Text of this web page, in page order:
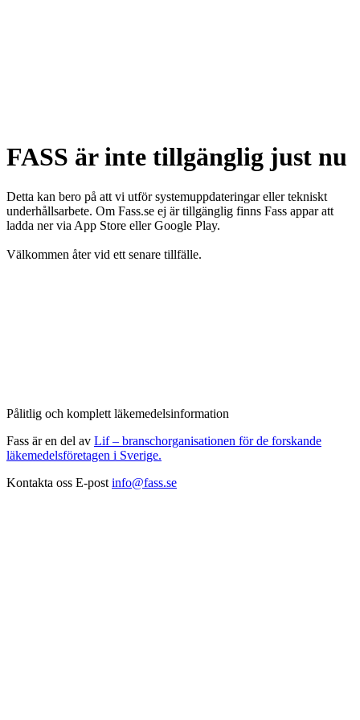
FASS är inte tillgänglig just nu
Detta kan bero på att vi utför systemuppdateringar eller tekniskt
underhållsarbete. Om Fass.se ej är tillgänglig finns Fass appar att
ladda ner via App Store eller Google Play.
Välkommen åter vid ett senare tillfälle.
Pålitlig och komplett läkemedelsinformation
Fass är en del av Lif – branschorganisationen för de forskande
läkemedelsföretagen i Sverige.
Kontakta oss E-post info@fass.se